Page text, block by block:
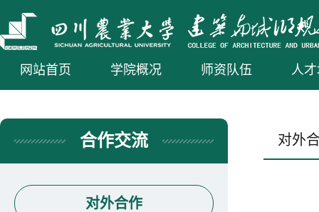
网站首页 学院概况 师资队伍 人
合作交流
对外合作
对外